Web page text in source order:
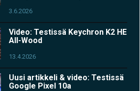
3.6.2026
Video: Testissä Keychron K2 HE
All-Wood
13.4.2026
Uusi artikkeli & video: Testissä
Google Pixel 10a